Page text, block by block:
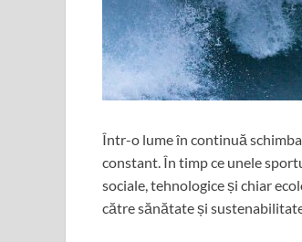
Într-o lume în continuă
constant. În timp ce unele
sociale, tehnologice și chiar
către sănătate și